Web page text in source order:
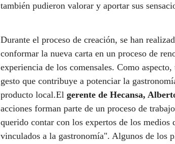
también pudieron valorar y aportar sus
Durante el proceso de creación, se han
conformar la nueva carta en un proceso de
experiencia de los comensales. Como
gesto que contribuye a potenciar la
producto local.El gerente de Hecansa,
acciones forman parte de un proceso de
querido contar con los expertos de los medios
vinculados a la gastronomía". Algunos de los